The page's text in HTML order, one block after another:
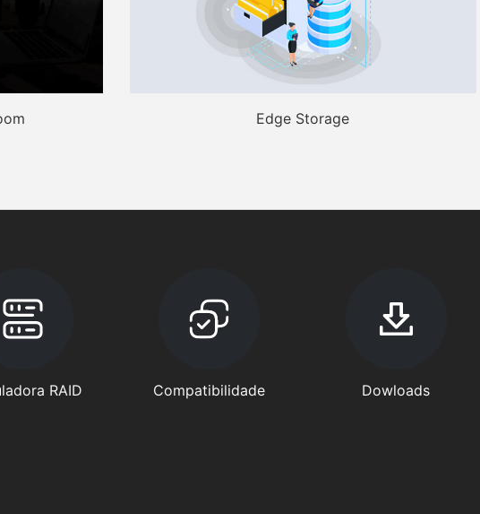
Edge Storage
RAID Compatibilidade Dowloads